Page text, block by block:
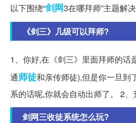
以下围绕“剑网3在哪拜师”主题解
《剑三》几级可以拜师?
1、你好,在《剑三》里面拜师的话
通师徒和亲传师徒),但是你一旦到
系的话呢,你就会自动出师了。 2、
剑网三收徒系统怎么玩?